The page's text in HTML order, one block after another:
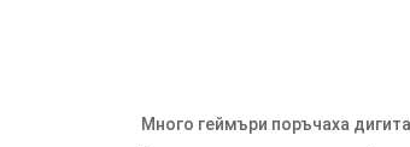
Много геймъри поръчаха